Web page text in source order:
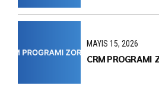
MAYIS 15, 2026
CRM PROGRAMI